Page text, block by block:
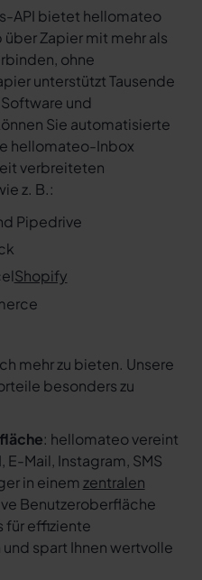
API bietet hellomateo
Zapier mit mehr als
ohne
unterstützt Tausende
und
Sie automatisierte
hellomateo-Inbox
verbreiteten
z. B.:
Pipedrive
Shopify
mehr zu bieten. Unsere
besonders zu
: hellomateo vereint
E-Mail, Instagram, SMS
in einem zentralen
Benutzeroberfläche
für effiziente
spart Ihnen wertvolle